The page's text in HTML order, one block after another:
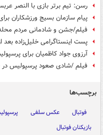
رسن: تیم برتر بازی با النصر
پیام سازمان بسیج ورزشکاران
فیلم/جشن و شادمانی مردم
پست اینستاگرامی خلیل‌زاده بعد
آرزوی جواد کاظمیان برای
فیلم /شادی صعود پرسپولیس در
برچسب‌ها
فوتبال عکس سلفی
بازیکنان فوتبال